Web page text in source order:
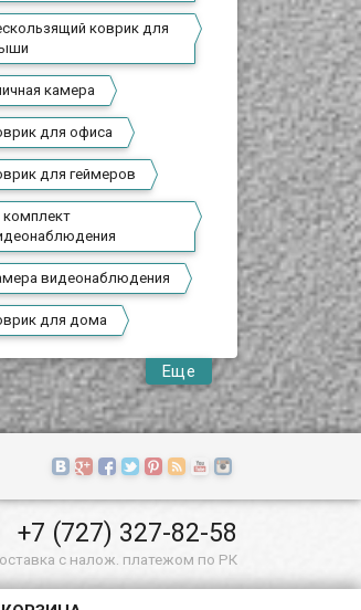
коврик для
камера
для офиса
для геймеров
комплект
видеонаблюдения
для дома
Еще
+7 (727) 327-82-58
с налож. платежом по РК